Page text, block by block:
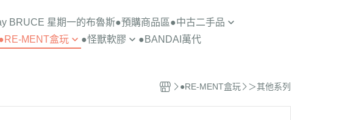
BRUCE 星期一的布魯斯●預購商品區●中古二手品
庫柏力克 / KUBRICK
機器人系列
MENT盒玩
SNOOPY
●怪獸軟膠
＞超人力霸王
●BANDAI萬代
●RE-MENT盒玩 ＞其他系列